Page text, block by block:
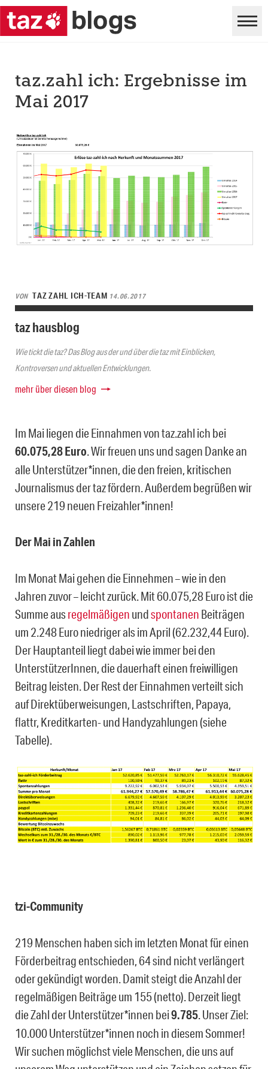
taz.zahl ich: Ergebnisse im
Mai 2017
VON TAZ ZAHL ICH-TEAM 14.06.2017
taz hausblog
Wie tickt die taz? Das Blog aus der und über die taz mit Einblicken,
Kontroversen und aktuellen Entwicklungen.
mehr über diesen blog
Im Mai liegen die Einnahmen von taz.zahl ich bei
60.075,28 Euro. Wir freuen uns und sagen Danke an
alle Unterstützer*innen, die den freien, kritischen
Journalismus der taz fördern. Außerdem begrüßen wir
unsere 219 neuen Freizahler*innen!
Der Mai in Zahlen
Im Monat Mai gehen die Einnehmen – wie in den
Jahren zuvor – leicht zurück. Mit 60.075,28 Euro ist die
Summe ausregelmäßigen undspontanen Beiträgen
um 2.248 Euro niedriger als im April (62.232,44 Euro).
Der Hauptanteil liegt dabei wie immer bei den
UnterstützerInnen, die dauerhaft einen freiwilligen
Beitrag leisten. Der Rest der Einnahmen verteilt sich
auf Direktüberweisungen, Lastschriften, Papaya,
flattr, Kreditkarten- und Handyzahlungen (siehe
Tabelle).
tzi-Community
219 Menschen haben sich im letzten Monat für einen
Förderbeitrag entschieden, 64 sind nicht verlängert
oder gekündigt worden. Damit steigt die Anzahl der
regelmäßigen Beiträge um 155 (netto). Derzeit liegt
die Zahl der Unterstützer*innen bei9.785. Unser Ziel:
10.000 Unterstützer*innen noch in diesem Sommer!
Wir suchen möglichst viele Menschen, die uns auf